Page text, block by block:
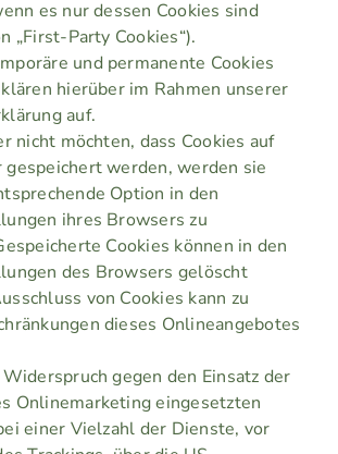
es nur dessen Cookies sind
„First-Party Cookies“).
und permanente Cookies
hierüber im Rahmen unserer
auf.
nicht möchten, dass Cookies auf
gespeichert werden, werden sie
Option in den
ihres Browsers zu
Cookies können in den
des Browsers gelöscht
von Cookies kann zu
dieses Onlineangebotes
gegen den Einsatz der
Onlinemarketing eingesetzten
einer Vielzahl der Dienste, vor